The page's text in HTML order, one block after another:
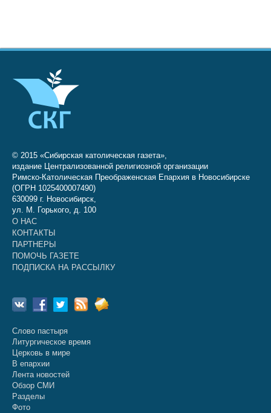
© 2015 «Сибирская католическая газета»,
издание Централизованной религиозной организации
Римско-Католическая Преображенская Епархия в Новосибирске
(ОГРН 1025400007490)
630099 г. Новосибирск,
ул. М. Горького, д. 100
О НАС
КОНТАКТЫ
ПАРТНЕРЫ
ПОМОЧЬ ГАЗЕТЕ
ПОДПИСКА НА РАССЫЛКУ
Слово пастыря
Литургическое время
Церковь в мире
В епархии
Лента новостей
Обзор СМИ
Разделы
Фото